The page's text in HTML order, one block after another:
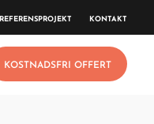
REFERENSPROJEKT KONTAKT
KOSTNADSFRI OFFERT